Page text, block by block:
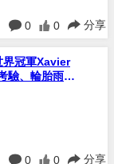
0 0 分享
界冠軍Xavier
驗、輪胎雨
對決
0 0 分享